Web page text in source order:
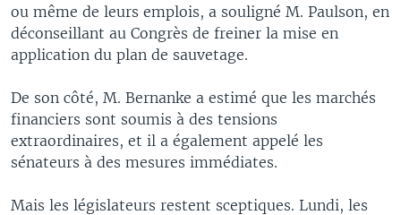
ou même de leurs emplois, a souligné M. Paulson, en
déconseillant au Congrès de freiner la mise en
application du plan de sauvetage.
De son côté, M. Bernanke a estimé que les marchés
financiers sont soumis à des tensions
extraordinaires, et il a également appelé les
sénateurs à des mesures immédiates.
Mais les législateurs restent sceptiques. Lundi, les